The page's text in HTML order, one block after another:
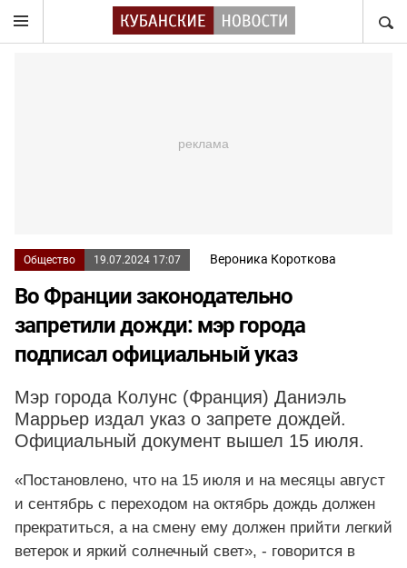
Общество 19.07.2024 17:07 Вероника Короткова
Во Франции законодательно
запретили дожди: мэр города
подписал официальный указ
Мэр города Колунс (Франция) Даниэль
Маррьер издал указ о запрете дождей.
Официальный документ вышел 15 июля.
«Постановлено, что на 15 июля и на месяцы август
и сентябрь с переходом на октябрь дождь должен
прекратиться, а на смену ему должен прийти легкий
ветерок и яркий солнечный свет», - говорится в